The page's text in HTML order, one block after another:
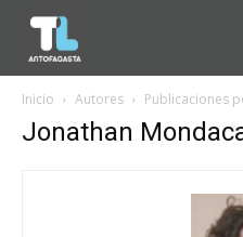
Inicio Autores Publicaciones
Jonathan